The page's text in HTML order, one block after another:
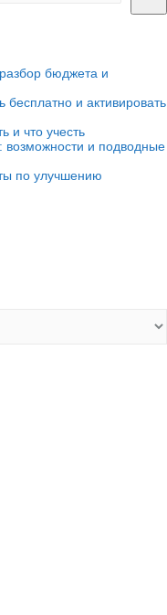
бюджета и
и активировать
и что учесть
и подводные
по улучшению